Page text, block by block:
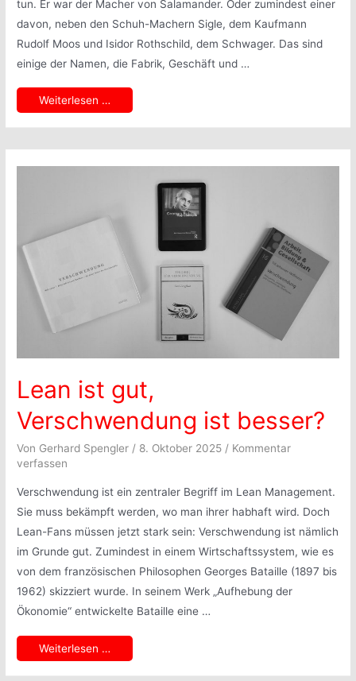
tun. Er war der Macher von Salamander. Oder zumindest einer
davon, neben den Schuh-Machern Sigle, dem Kaufmann
Rudolf Moos und Isidor Rothschild, dem Schwager. Das sind
einige der Namen, die Fabrik, Geschäft und …
Zeit
lässt
steigen
dich…
Levi
Salamander
Weiterlesen …
Lean ist gut,
Verschwendung ist besser?
Von Gerhard Spengler / 8. Oktober 2025 / Kommentar
verfassen
Verschwendung ist ein zentraler Begriff im Lean Management.
Sie muss bekämpft werden, wo man ihrer habhaft wird. Doch
Lean-Fans müssen jetzt stark sein: Verschwendung ist nämlich
im Grunde gut. Zumindest in einem Wirtschaftssystem, wie es
von dem französischen Philosophen Georges Bataille (1897 bis
1962) skizziert wurde. In seinem Werk „Aufhebung der
Ökonomie“ entwickelte Bataille eine …
Lean
ist
gut,
Verschwendung
Weiterlesen …